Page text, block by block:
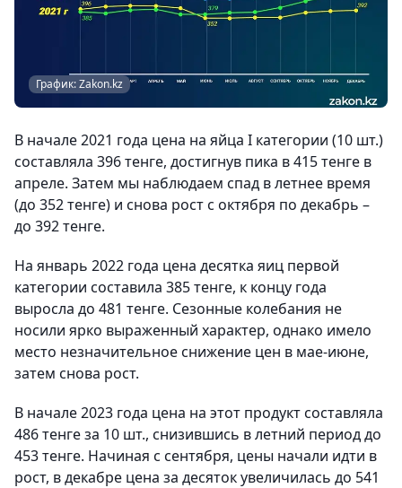
График: Zakon.kz
В начале 2021 года цена на яйца I категории (10 шт.)
составляла 396 тенге, достигнув пика в 415 тенге в
апреле. Затем мы наблюдаем спад в летнее время
(до 352 тенге) и снова рост с октября по декабрь –
до 392 тенге.
На январь 2022 года цена десятка яиц первой
категории составила 385 тенге, к концу года
выросла до 481 тенге. Сезонные колебания не
носили ярко выраженный характер, однако имело
место незначительное снижение цен в мае-июне,
затем снова рост.
В начале 2023 года цена на этот продукт составляла
486 тенге за 10 шт., снизившись в летний период до
453 тенге. Начиная с сентября, цены начали идти в
рост, в декабре цена за десяток увеличилась до 541